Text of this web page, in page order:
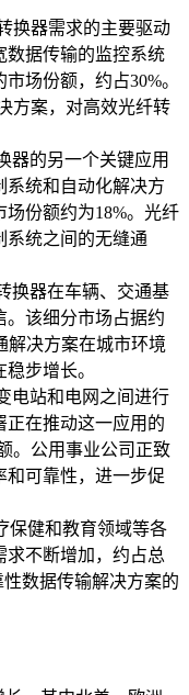
换器需求的主要驱动
数据传输的监控系统
场份额，约占30%。
方案，对高效光纤转
器的另一个关键应用
系统和自动化解决方
份额约为18%。光纤
系统之间的无缝通
换器在车辆、交通基
。该细分市场占据约
解决方案在城市环境
步增长。
电站和电网之间进行
正在推动这一应用的
。公用事业公司正致
和可靠性，进一步促
保健和教育领域等各
求不断增加，约占总
数据传输解决方案的